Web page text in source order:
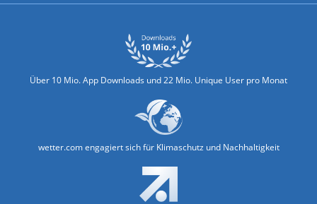
Über 10 Mio. App Downloads und 22 Mio. Unique User pro Monat
wetter.com engagiert sich für Klimaschutz und Nachhaltigkeit